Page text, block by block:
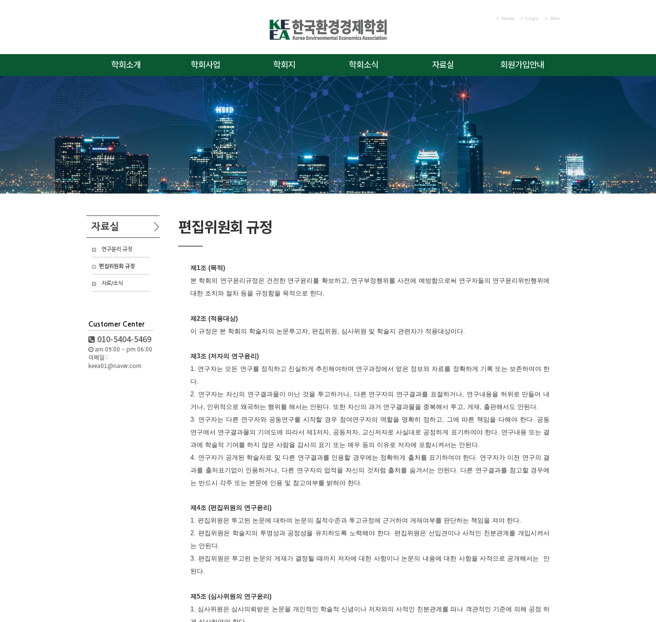
Home Login Join
학회소개
인사말
학회연혁
학회임원
학회정관
명예의 전당
학회사업
학회사업
학회지
논문투고 안내
논문투고 규정
학회지검색
학회소식
공지사항
학술대회/행사
채용/모집안내
온라인문의
자료실
연구윤리 규정
편집위원회 규정
자료/소식
회원가입안내
회원가입안내
자료실
연구윤리 규정
편집위원회 규정
자료/소식
Customer Center
010-5404-5469
am 09:00 ~ pm 06:00
이메일 :
keea01@naver.com
편집위원회 규정
제1조 (목적)
본 학회의 연구윤리규정은 건전한 연구윤리를 확보하고, 연구부정행위를 사전에 예방함으로써 연구자들의 연구윤리위반행위에
대한 조치와 절차 등을 규정함을 목적으로 한다.
제2조 (적용대상)
이 규정은 본 학회의 학술지의 논문투고자, 편집위원, 심사위원 및 학술지 관련자가 적용대상이다.
제3조 (저자의 연구윤리)
1. 연구자는 모든 연구를 정직하고 진실하게 추진해야하며 연구과정에서 얻은 정보와 자료를 정확하게 기록 또는 보존하여야 한
다.
2. 연구자는 자신의 연구결과물이 아닌 것을 투고하거나, 다른 연구자의 연구결과를 표절하거나, 연구내용을 허위로 만들어내
거나, 인위적으로 왜곡하는 행위를 해서는 안된다. 또한 자신의 과거 연구결과물을 중복해서 투고, 게재, 출판해서도 안된다.
3. 연구자는 다른 연구자와 공동연구를 시작할 경우 참여연구자의 역할을 명확히 정하고, 그에 따른 책임을 다해야 한다. 공동
연구에서 연구결과물의 기여도에 따라서 제1저자, 공동저자, 교신저자로 사실대로 공정하게 표기하여야 한다. 연구내용 또는 결
과에 학술적 기여를 하지 않은 사람을 감사의 표기 또는 예우 등의 이유로 저자에 포함시켜서는 안된다.
4. 연구자가 공개된 학술자료 및 다른 연구결과를 인용할 경우에는 정확하게 출처를 표기하여야 한다. 연구자가 이전 연구의 결
과를 출처표기없이 인용하거나, 다른 연구자의 업적을 자신의 것처럼 출처를 숨겨서는 안된다. 다른 연구결과를 참고할 경우에
는 반드시 각주 또는 본문에 인용 및 참고여부를 밝혀야 한다.
제4조 (편집위원의 연구윤리)
1. 편집위원은 투고된 논문에 대하여 논문의 질적수준과 투고규정에 근거하여 게재여부를 판단하는 책임을 져야 한다.
2. 편집위원은 학술지의 투명성과 공정성을 유지하도록 노력해야 한다. 편집위원은 선입견이나 사적인 친분관계를 개입시켜서
는 안된다.
3. 편집위원은 투고된 논문의 게재가 결정될 때까지 저자에 대한 사항이나 논문의 내용에 대한 사항을 사적으로 공개해서는 안
된다.
제5조 (심사위원의 연구윤리)
1. 심사위원은 심사의뢰받은 논문을 개인적인 학술적 신념이나 저자와의 사적인 친분관계를 떠나 객관적인 기준에 의해 공정 하